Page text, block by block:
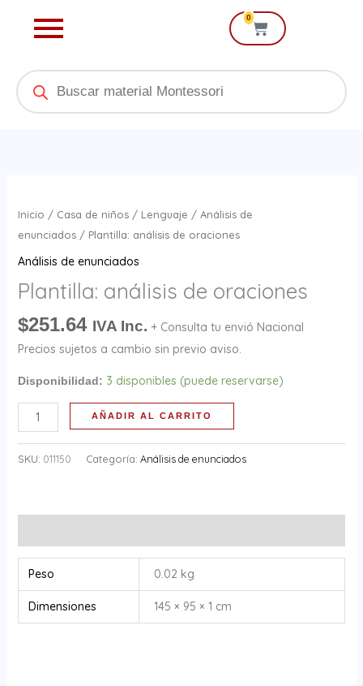
0
Cart
Products
search
Inicio / Casa de niños/ Lenguaje / Análisis de
enunciados/ Plantilla: análisis de oraciones
Análisis de enunciados
Plantilla: análisis de oraciones
$251.64 IVA Inc. + Consulta tu envió Nacional
Precios sujetos a cambio sin previo aviso.
Disponibilidad: 3 disponibles (puede reservarse)
análisis
de
AÑADIR AL CARRITO
SKU: 011150 Categoría: Análisis de enunciados
Peso 0.02 kg
Dimensiones 145 × 95 × 1 cm